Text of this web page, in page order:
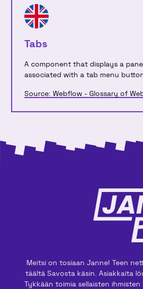
Tabs
A component that displays a
associated with a tab menu
Source: Webflow - Glossary of
Meitsi on tosiaan Janne! Teen
täältä Savosta käsin. Asiakkaita
Tykkään toimia sellaisten